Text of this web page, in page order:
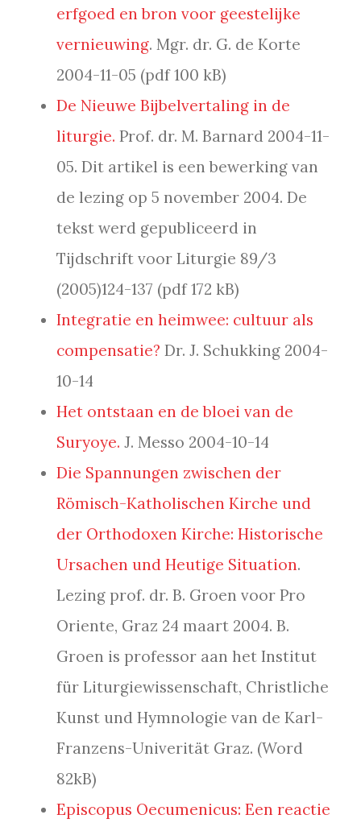
erfgoed en bron voor geestelijke
vernieuwing. Mgr. dr. G. de Korte
2004-11-05 (pdf 100 kB)
De Nieuwe Bijbelvertaling in de
liturgie. Prof. dr. M. Barnard 2004-11-
05. Dit artikel is een bewerking van
de lezing op 5 november 2004. De
tekst werd gepubliceerd in
Tijdschrift voor Liturgie 89/3
(2005)124-137 (pdf 172 kB)
Integratie en heimwee: cultuur als
compensatie? Dr. J. Schukking 2004-
10-14
Het ontstaan en de bloei van de
Suryoye. J. Messo 2004-10-14
Die Spannungen zwischen der
Römisch-Katholischen Kirche und
der Orthodoxen Kirche: Historische
Ursachen und Heutige Situation.
Lezing prof. dr. B. Groen voor Pro
Oriente, Graz 24 maart 2004. B.
Groen is professor aan het Institut
für Liturgiewissenschaft, Christliche
Kunst und Hymnologie van de Karl-
Franzens-Univerität Graz. (Word
82kB)
Episcopus Oecumenicus: Een reactie